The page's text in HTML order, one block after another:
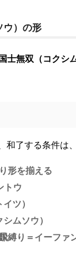
ウ）の形
士無双（コクシ
和了する条件は、
形を揃える
トウ
ツ）
ムソウ）
縛り＝イーファ